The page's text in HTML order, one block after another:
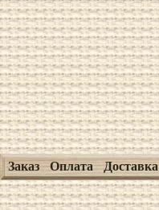
Заказ Оплата Доставка